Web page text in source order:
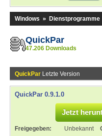
Windows » Dienstprogramme
QuickPar
47.206 Downloads
QuickPar Letzte Version
QuickPar 0.9.1.0
Jetzt
Freigegeben: Unbekannt